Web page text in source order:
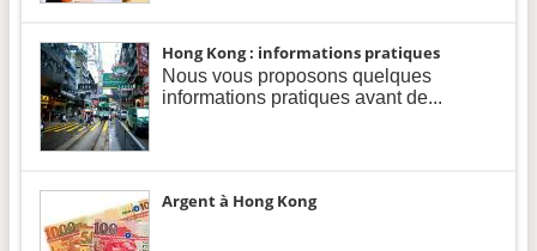
Hong Kong : informations pratiques
Nous vous proposons quelques
informations pratiques avant de...
Argent à Hong Kong